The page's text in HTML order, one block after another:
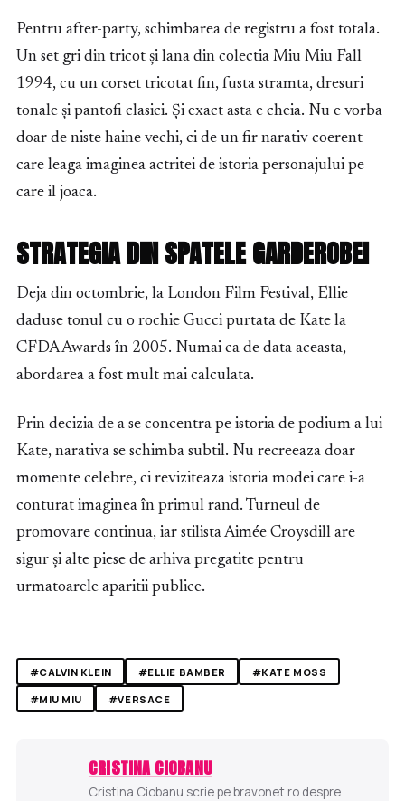
Pentru after-party, schimbarea de registru a fost totala.
Un set gri din tricot și lana din colectia Miu Miu Fall
1994, cu un corset tricotat fin, fusta stramta, dresuri
tonale și pantofi clasici. Și exact asta e cheia. Nu e vorba
doar de niste haine vechi, ci de un fir narativ coerent
care leaga imaginea actritei de istoria personajului pe
care il joaca.
STRATEGIA DIN SPATELE GARDEROBEI
Deja din octombrie, la London Film Festival, Ellie
daduse tonul cu o rochie Gucci purtata de Kate la
CFDA Awards în 2005. Numai ca de data aceasta,
abordarea a fost mult mai calculata.
Prin decizia de a se concentra pe istoria de podium a lui
Kate, narativa se schimba subtil. Nu recreeaza doar
momente celebre, ci reviziteaza istoria modei care i-a
conturat imaginea în primul rand. Turneul de
promovare continua, iar stilista Aimée Croysdill are
sigur și alte piese de arhiva pregatite pentru
urmatoarele aparitii publice.
#CALVIN KLEIN #ELLIE BAMBER
#KATE MOSS
#MIU MIU
#VERSACE
CRISTINA CIOBANU
Cristina Ciobanu scrie pe bravonet.ro despre